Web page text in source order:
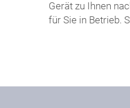
Gerät zu Ihnen
für Sie in Betrieb.